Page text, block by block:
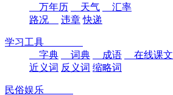
万年历
天气
汇率
路况
违章 快递
学习工具
字典
词典 成语
在线课文
近义词 反义词 缩略词
民俗娱乐